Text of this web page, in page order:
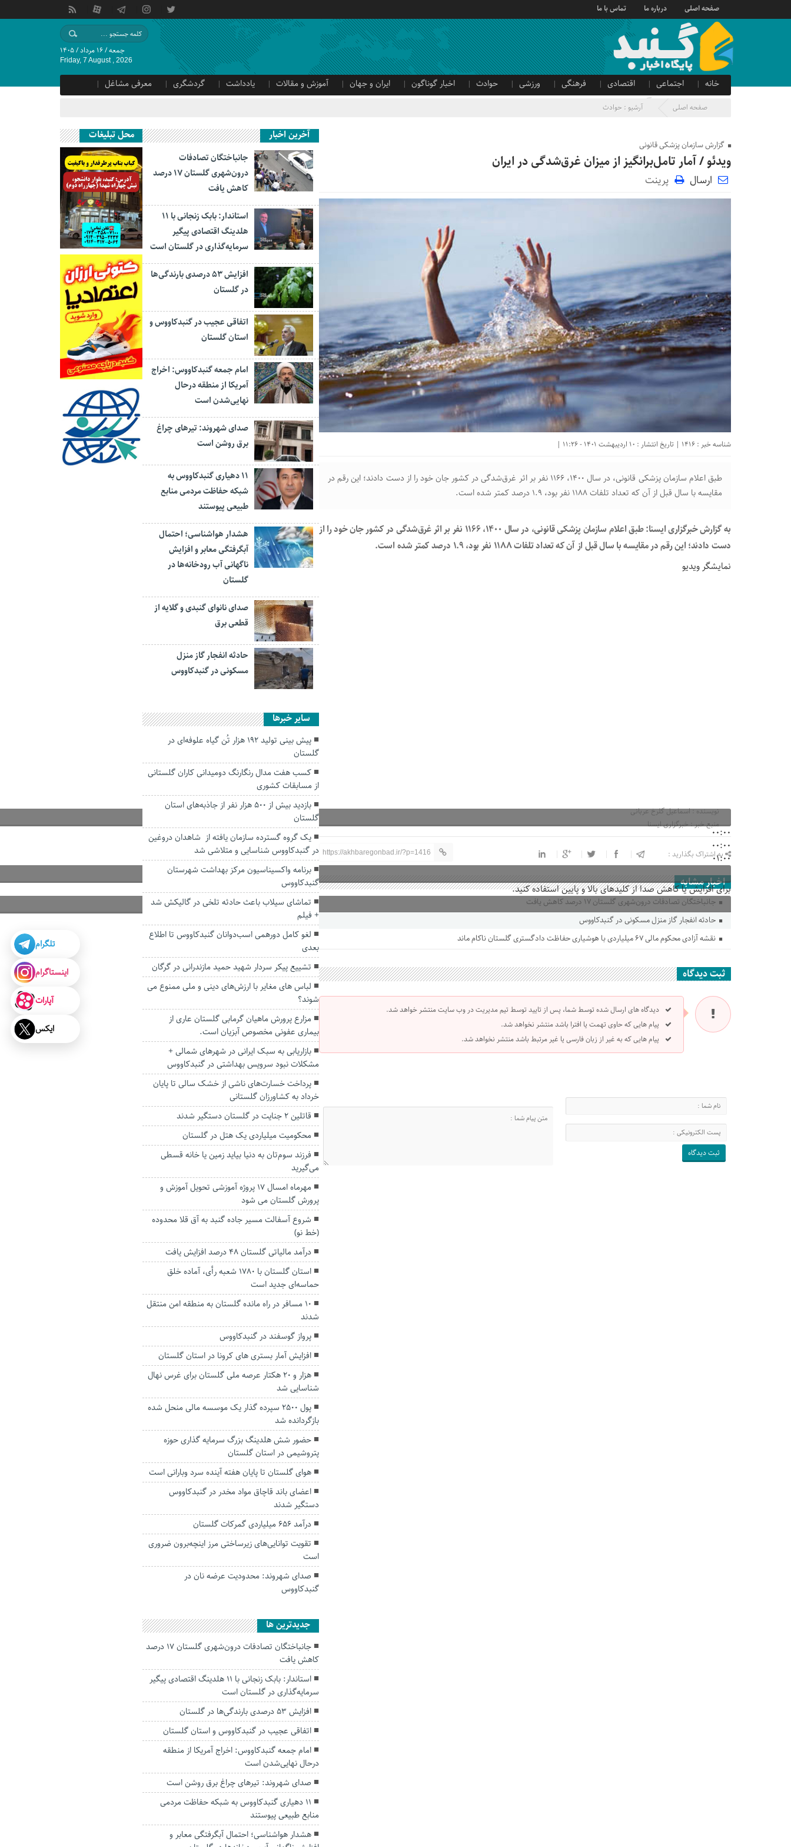
صفحه اصلی درباره ما تماس با ما
جمعه / ۱۶ مرداد / ۱۴۰۵
Friday, 7 August , 2026
خانه اجتماعی اقتصادی فرهنگی ورزشی حوادث اخبار گوناگون ایران و جهان آموزش و مقالات یادداشت گردشگری
معرفی مشاغل
صدای شهروند
آگهی دولتی صفحه اصلی آرشیو :حوادث
گزارش سازمان پزشکی قانونی
ویدئو / آمار تامل‌برانگیز از میزان غرق‌شدگی در ایران
ارسال پرینت
شناسه خبر : 1416 | تاریخ انتشار : 10 اردیبهشت 1401 - 11:26 |
طبق اعلام سازمان پزشکی قانونی، در سال ۱۴۰۰، ۱۱۶۶ نفر بر اثر غرق‌شدگی در کشور جان خود را از دست دادند؛ این رقم در
مقایسه با سال قبل از آن که تعداد تلفات ۱۱۸۸ نفر بود، ۱.۹ درصد کمتر شده است.
به گزارش خبرگزاری ایسنا: طبق اعلام سازمان پزشکی قانونی، در سال ۱۴۰۰، ۱۱۶۶ نفر بر اثر غرق‌شدگی در کشور جان خود را از
دست دادند؛ این رقم در مقایسه با سال قبل از آن که تعداد تلفات ۱۱۸۸ نفر بود، ۱.۹ درصد کمتر شده است.
نمایشگر ویدیو
00:00
00:00
01:00
برای افزایش یا کاهش صدا از کلیدهای بالا و پایین استفاده کنید.
نویسنده : اسماعیل گلرخ عربانی
منبع خبر : خبرگزاری ایسنا
به اشتراک بگذارید : https://akhbaregonbad.ir/?p=1416
اخبار مشابه
جانباختگان تصادفات درون‌شهری گلستان ۱۷ درصد کاهش یافت
حادثه انفجار گاز منزل مسکونی در گنبدکاووس
نقشه آزادی محکوم مالی ۶۷ میلیاردی با هوشیاری حفاظت دادگستری گلستان ناکام ماند
ثبت دیدگاه
دیدگاه های ارسال شده توسط شما، پس از تایید توسط تیم مدیریت در وب سایت منتشر خواهد شد.
پیام هایی که حاوی تهمت یا افترا باشد منتشر نخواهد شد.
پیام هایی که به غیر از زبان فارسی یا غیر مرتبط باشد منتشر نخواهد شد.
آخرین اخبار
جانباختگان تصادفات
درون‌شهری گلستان ۱۷ درصد
کاهش یافت
استاندار: بابک زنجانی با ۱۱
هلدینگ اقتصادی پیگیر
سرمایه‌گذاری در گلستان است
افزایش ۵۳ درصدی بارندگی‌ها
در گلستان
اتفاقی عجیب در‌ گنبدکاووس و
استان گلستان
امام جمعه گنبدکاووس: اخراج
آمریکا از منطقه درحال
نهایی‌شدن است
صدای شهروند: تیرهای چراغ
برق روشن است
۱۱ دهیاری گنبدکاووس به
شبکه حفاظت مردمی منابع
طبیعی پیوستند
هشدار هواشناسی؛ احتمال
آبگرفتگی معابر و افزایش
ناگهانی آب رودخانه‌ها در
گلستان
صدای نانوای گنبدی و گلایه از
قطعی برق
حادثه انفجار گاز منزل
مسکونی در گنبدکاووس
سایر خبرها
پیش بینی تولید ۱۹۲ هزار تُن گیاه علوفه‌ای در
گلستان
کسب هفت مدال رنگارنگ دومیدانی کاران گلستانی
از مسابقات کشوری
بازدید بیش از ۵۰۰ هزار نفر از جاذبه‌های استان
گلستان
یک گروه گسترده سازمان یافته از شاهدان دروغین
در گنبدکاووس شناسایی و متلاشی شد
برنامه واکسیناسیون مرکز بهداشت شهرستان
گنبدکاووس
تماشای سیلاب باعث حادثه تلخی در گالیکش شد
+ فیلم
لغو کامل دورهمی اسب‌دوانان گنبدکاووس تا اطلاع
بعدی
تشییع پیکر سردار شهید حمید مازندرانی در گرگان
لباس های مغایر با ارزش‌های دینی و ملی ممنوع می
شوند؟
مزارع پرورش ماهیان گرمابی گلستان عاری از
بیماری عفونی مخصوص آبزیان است.
بازاریابی به سبک ایرانی در شهرهای شمالی +
مشکلات نبود سرویس بهداشتی در گنبدکاووس
پرداخت خسارت‌های ناشی از خشک سالی تا پایان
خرداد به کشاورزان گلستانی
قاتلین ۲ جنایت در گلستان دستگیر شدند
محکومیت میلیاردی یک هتل در گلستان
فرزند سوم‌تان به دنیا بیاید زمین یا خانه قسطی
می‌گیرید
مهرماه امسال 17 پروژه آموزشی تحویل آموزش و
پرورش گلستان می شود
شروع آسفالت مسیر جاده گنبد به آق قلا محدوده
(خط نو)
درآمد مالیاتی گلستان ۴۸ درصد افزایش یافت
استان گلستان با ۱۷۸۰ شعبه رأی، آماده خلق
حماسه‌ای جدید است
۱۰ مسافر در راه مانده گلستان به منطقه امن منتقل
شدند
پرواز گوسفند در گنبدکاووس
افزایش آمار بستری های کرونا در استان گلستان
هزار و ۲۰ هکتار عرصه ملی گلستان برای غرس نهال
شناسایی شد
پول 2500 سپرده گذار یک موسسه مالی منحل شده
بازگردانده شد
حضور شش هلدینگ بزرگ سرمایه گذاری حوزه
پتروشیمی در استان گلستان
هوای گلستان تا پایان هفته آینده سرد وبارانی است
اعضای باند قاچاق مواد مخدر در گنبدکاووس
دستگیر شدند
درآمد ۶۵۶ میلیاردی گمرکات گلستان
تقویت توانایی‌های زیرساختی مرز اینچه‌برون ضروری
است
صدای شهروند: محدودیت عرضه نان در
گنبدکاووس
جديدترين ها
جانباختگان تصادفات درون‌شهری گلستان ۱۷ درصد
کاهش یافت
استاندار: بابک زنجانی با ۱۱ هلدینگ اقتصادی پیگیر
سرمایه‌گذاری در گلستان است
افزایش ۵۳ درصدی بارندگی‌ها در گلستان
اتفاقی عجیب در‌ گنبدکاووس و استان گلستان
امام جمعه گنبدکاووس: اخراج آمریکا از منطقه
درحال نهایی‌شدن است
صدای شهروند: تیرهای چراغ برق روشن است
۱۱ دهیاری گنبدکاووس به شبکه حفاظت مردمی
منابع طبیعی پیوستند
هشدار هواشناسی؛ احتمال آبگرفتگی معابر و
محل تبلیغات
تلگرام
اینستاگرام
آپارات
ایکس